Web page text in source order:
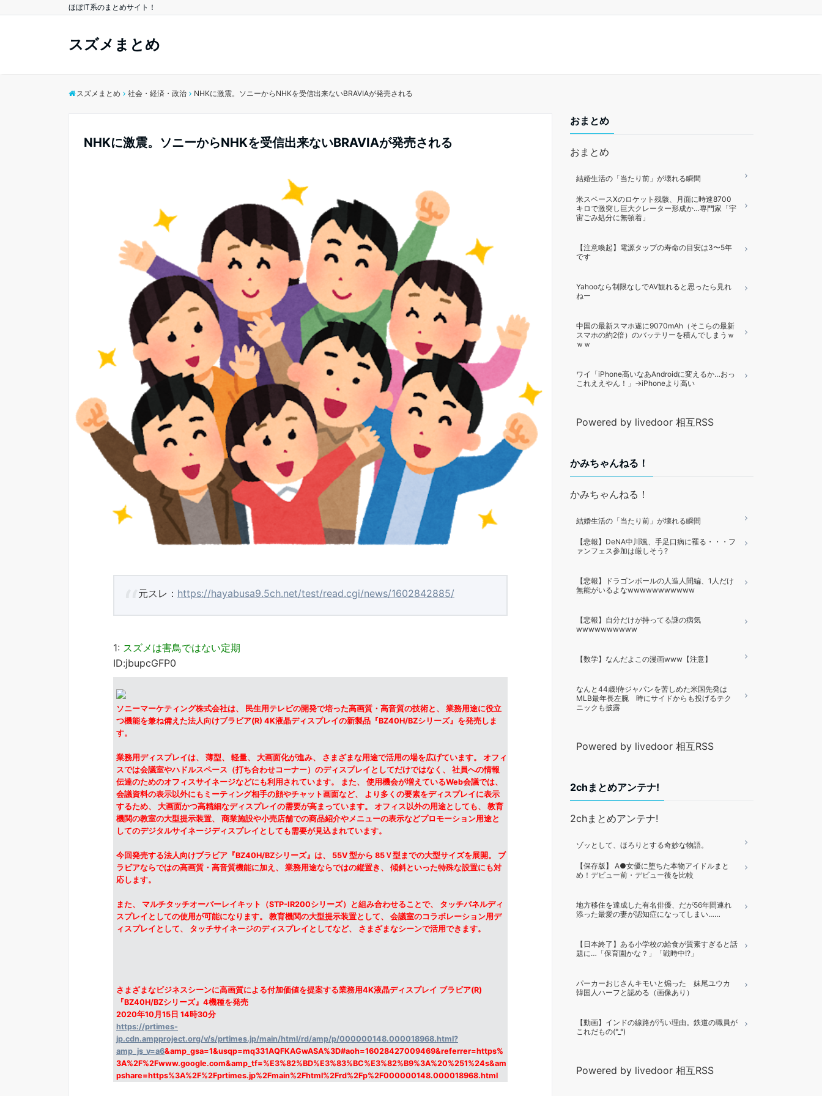
ほぼIT系のまとめサイト！
スズメまとめ
スズメまとめ 社会・経済・政治 NHKに激震。ソニーからNHKを受信出来ないBRAVIAが発売される
NHKに激震。ソニーからNHKを受信出来ないBRAVIAが発売される
元スレ： https://hayabusa9.5ch.net/test/read.cgi/news/1602842885/
1: スズメは害鳥ではない定期
ID:jbupcGFP0
ソニーマーケティング株式会社は、 民生用テレビの開発で培った高画質・高音質の技術と、 業務用途に役立
つ機能を兼ね備えた法人向けブラビア(R) 4K液晶ディスプレイの新製品『BZ40H/BZシリーズ』を発売しま
す。
業務用ディスプレイは、 薄型、 軽量、 大画面化が進み、 さまざまな用途で活用の場を広げています。 オフィ
スでは会議室やハドルスペース（打ち合わせコーナー）のディスプレイとしてだけではなく、 社員への情報
伝達のためのオフィスサイネージなどにも利用されています。 また、 使用機会が増えているWeb会議では、
会議資料の表示以外にもミーティング相手の顔やチャット画面など、 より多くの要素をディスプレイに表示
するため、 大画面かつ高精細なディスプレイの需要が高まっています。 オフィス以外の用途としても、 教育
機関の教室の大型提示装置、 商業施設や小売店舗での商品紹介やメニューの表示などプロモーション用途と
してのデジタルサイネージディスプレイとしても需要が見込まれています。
今回発売する法人向けブラビア『BZ40H/BZシリーズ』は、 55V 型から 85Ｖ型までの大型サイズを展開。 ブ
ラビアならではの高画質・高音質機能に加え、 業務用途ならではの縦置き、 傾斜といった特殊な設置にも対
応します。
また、 マルチタッチオーバーレイキット（STP-IR200シリーズ）と組み合わせることで、 タッチパネルディ
スプレイとしての使用が可能になります。 教育機関の大型提示装置として、 会議室のコラボレーション用デ
ィスプレイとして、 タッチサイネージのディスプレイとしてなど、 さまざまなシーンで活用できます。
さまざまなビジネスシーンに高画質による付加価値を提案する業務用4K液晶ディスプレイ ブラビア(R)
『BZ40H/BZシリーズ』4機種を発売
2020年10月15日 14時30分
https://prtimes-
jp.cdn.ampproject.org/v/s/prtimes.jp/main/html/rd/amp/p/000000148.000018968.html?
amp_js_v=a6&amp_gsa=1&usqp=mq331AQFKAGwASA%3D#aoh=16028427009469&referrer=https%
3A%2F%2Fwww.google.com&amp_tf=%E3%82%BD%E3%83%BC%E3%82%B9%3A%20%251%24s&am
pshare=https%3A%2F%2Fprtimes.jp%2Fmain%2Fhtml%2Frd%2Fp%2F000000148.000018968.html
おまとめ
おまとめ
結婚生活の「当たり前」が壊れる瞬間
米スペースXのロケット残骸、月面に時速8700
キロで激突し巨大クレーター形成か…専門家「宇
宙ごみ処分に無頓着」
【注意喚起】電源タップの寿命の目安は3〜5年
です
Yahooなら制限なしでAV観れると思ったら見れ
ねー
中国の最新スマホ遂に9070mAh（そこらの最新
スマホの約2倍）のバッテリーを積んでしまうｗ
ｗｗ
ワイ「iPhone高いなあAndroidに変えるか…おっ
これええやん！」→iPhoneより高い
Powered by livedoor 相互RSS
かみちゃんねる！
かみちゃんねる！
結婚生活の「当たり前」が壊れる瞬間
【悲報】DeNA中川颯、手足口病に罹る・・・フ
ァンフェス参加は厳しそう?
【悲報】ドラゴンボールの人造人間編、1人だけ
無能がいるよなwwwwwwwwwww
【悲報】自分だけが持ってる謎の病気
wwwwwwwwww
【数学】なんだよこの漫画www【注意】
なんと44歳!侍ジャパンを苦しめた米国先発は
MLB最年長左腕 時にサイドからも投げるテク
ニックも披露
Powered by livedoor 相互RSS
2chまとめアンテナ!
2chまとめアンテナ!
ゾッとして、ほろりとする奇妙な物語。
【保存版】 A●女優に堕ちた本物アイドルまと
め！デビュー前・デビュー後を比較
地方移住を達成した有名俳優、だが56年間連れ
添った最愛の妻が認知症になってしまい……
【日本終了】ある小学校の給食が質素すぎると話
題に…「保育園かな？」「戦時中!?」
パーカーおじさんキモいと煽った 妹尾ユウカ
韓国人ハーフと認める（画像あり）
【動画】インドの線路が汚い理由。鉄道の職員が
これだもの(°_°)
Powered by livedoor 相互RSS